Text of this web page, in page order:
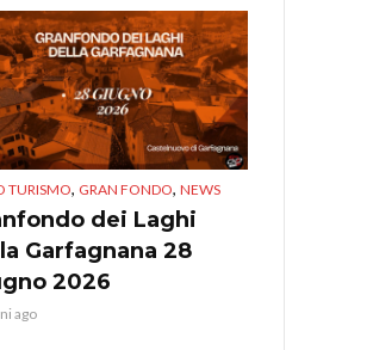
TURISMO, GRAN FONDO, NEWS
dei Laghi
Garfagnana 28
2026
ago